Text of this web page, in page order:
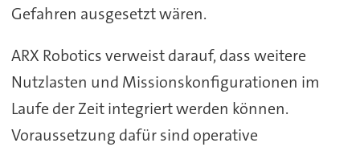
Gefahren ausgesetzt wären.
ARX Robotics verweist darauf, dass weitere
Nutzlasten und Missionskonfigurationen im
Laufe der Zeit integriert werden können.
Voraussetzung dafür sind operative